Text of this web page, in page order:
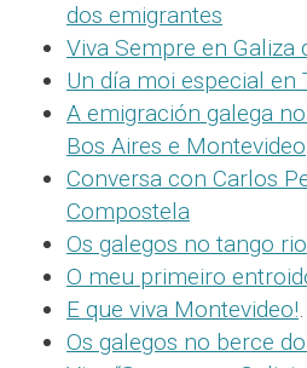
dos emigrantes
Viva Sempre en Galiza
Un día moi especial en
A emigración galega
Bos Aires e Montevideo
Conversa con Carlos
Compostela
Os galegos no tango
O meu primeiro
E que viva Montevideo!.
Os galegos no berce